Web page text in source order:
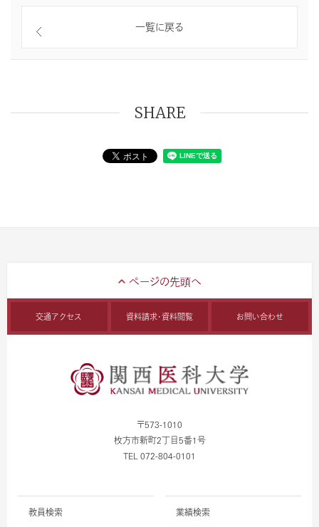
一覧に戻る
SHARE
交通アクセス 資料請求・資料閲覧 お問い合わせ
〒573-1010
枚方市新町2丁目5番1号
TEL 072-804-0101
教員検索 業績検索